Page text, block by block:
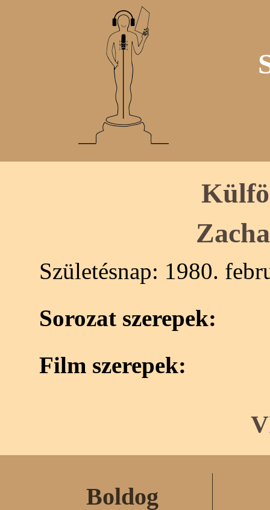
Születésnap: 1980.
Sorozat szerepek:
Film szerepek:
Boldog